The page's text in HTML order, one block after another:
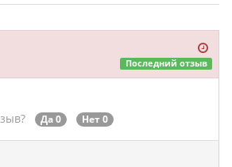
Последний отзыв
Да 0 Нет 0